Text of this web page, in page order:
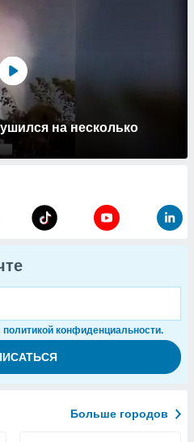
на несколько
конфиденциальности.
Больше городов